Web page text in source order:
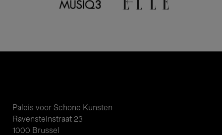
Paleis voor Schone Kunsten
Ravensteinstraat 23
1000 Brussel